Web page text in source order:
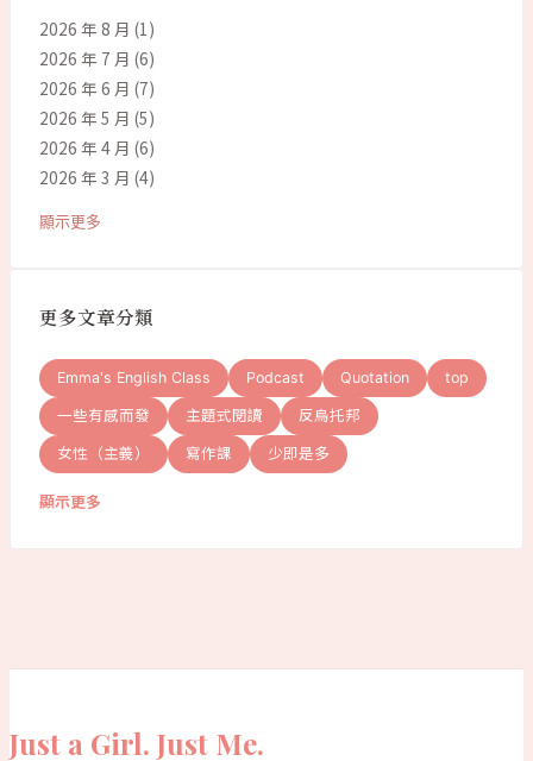
2026 年 8 月 (1)
2026 年 7 月 (6)
2026 年 6 月 (7)
2026 年 5 月 (5)
2026 年 4 月 (6)
2026 年 3 月 (4)
顯示更多
更多文章分類
Emma's English Class Podcast Quotation top
一些有感而發 主題式閱讀 反烏托邦
女性（主義） 寫作課 少即是多
顯示更多
Just a Girl. Just Me.